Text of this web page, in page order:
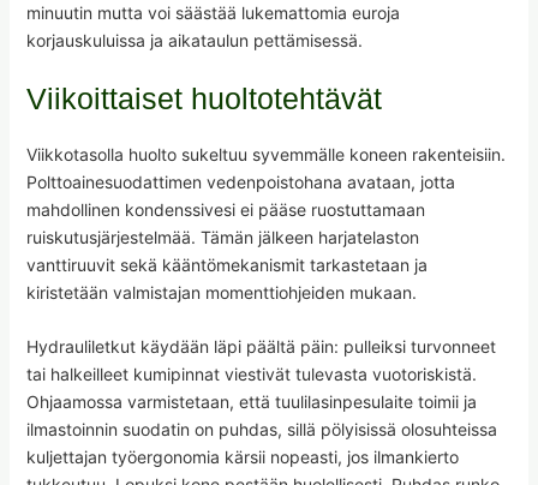
minuutin mutta voi säästää lukemattomia euroja
korjauskuluissa ja aikataulun pettämisessä.
Viikoittaiset huoltotehtävät
Viikkotasolla huolto sukeltuu syvemmälle koneen rakenteisiin.
Polttoainesuodattimen vedenpoistohana avataan, jotta
mahdollinen kondenssivesi ei pääse ruostuttamaan
ruiskutusjärjestelmää. Tämän jälkeen harjatelaston
vanttiruuvit sekä kääntömekanismit tarkastetaan ja
kiristetään valmistajan momenttiohjeiden mukaan.
Hydrauliletkut käydään läpi päältä päin: pulleiksi turvonneet
tai halkeilleet kumipinnat viestivät tulevasta vuotoriskistä.
Ohjaamossa varmistetaan, että tuulilasinpesulaite toimii ja
ilmastoinnin suodatin on puhdas, sillä pölyisissä olosuhteissa
kuljettajan työergonomia kärsii nopeasti, jos ilmankierto